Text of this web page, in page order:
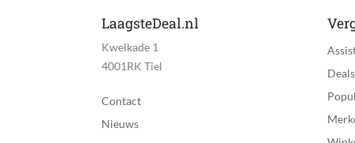
LaagsteDeal.nl
Kwelkade 1
4001RK Tiel
Contact
Nieuws
Deals